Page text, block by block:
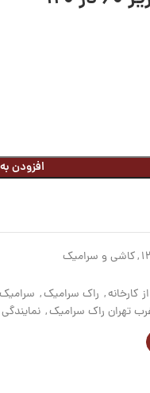
افزودن
,کاشی و سرامیک
کارخانه, راک سرامیک, سرامیک 60 * 120 راک پرسلان
تهران راک سرامیک,